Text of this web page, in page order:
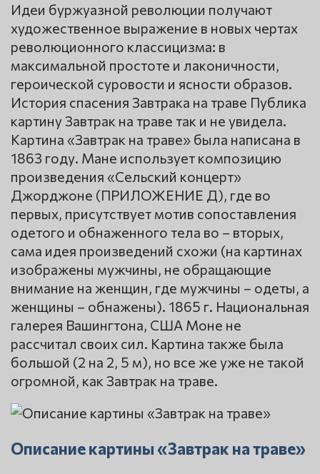
Идеи буржуазной революции получают
художественное выражение в новых чертах
революционного классицизма: в
максимальной простоте и лаконичности,
героической суровости и ясности образов.
История спасения Завтрака на траве Публика
картину Завтрак на траве так и не увидела.
Картина «Завтрак на траве» была написана в
1863 году. Мане использует композицию
произведения «Сельский концерт»
Джорджоне (ПРИЛОЖЕНИЕ Д), где во
первых, присутствует мотив сопоставления
одетого и обнаженного тела во – вторых,
сама идея произведений схожи (на картинах
изображены мужчины, не обращающие
внимание на женщин, где мужчины – одеты, а
женщины – обнажены). 1865 г. Национальная
галерея Вашингтона, США Моне не
рассчитал своих сил. Картина также была
большой (2 на 2, 5 м), но все же уже не такой
огромной, как Завтрак на траве.
Описание картины «Завтрак на траве»